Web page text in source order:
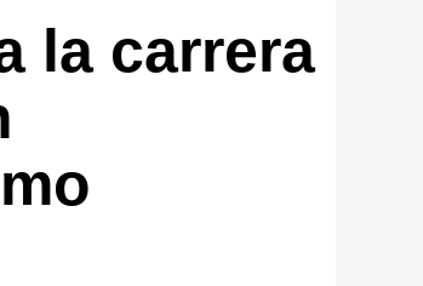
la carrera